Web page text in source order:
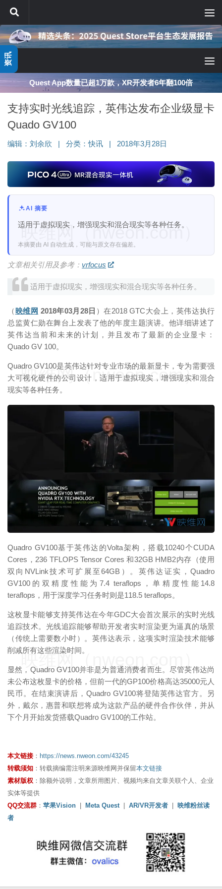
跳至内容
Quest App数量已超1万款，XR开发者6年翻100倍
支持实时光线追踪，英伟达发布企业级显卡
Quado GV100
编辑： 刘余欣 分类：快讯 2018年3月28日
AI 摘要
适用于虚拟现实，增强现实和混合现实等各种任务。
本摘要由 AI 自动生成，可能与原文存在偏差。
文章相关引用及参考： vrfocus
适用于虚拟现实，增强现实和混合现实等各种任务。
（ 映维网 2018年03月28日 ）在2018 GTC大会上，英伟达执行
总监黄仁勋在舞台上发表了他的年度主题演讲。他详细讲述了
英伟达当前和未来的计划，并且发布了最新的企业显卡：
Quado GV 100。
Quadro GV100是英伟达针对专业市场的最新显卡，专为需要强
大可视化硬件的公司设计，适用于虚拟现实，增强现实和混合
现实等各种任务。
Quadro GV100基于英伟达的Volta架构，搭载10240个CUDA
Cores，236 TFLOPS Tensor Cores 和32GB HMB2内存（使用
双向NVLink技术可扩展至64GB）。英伟达证实，Quadro
GV100的双精度性能为7.4 teraflops，单精度性能14.8
teraflops，用于深度学习任务时则是118.5 teraflops。
这枚显卡能够支持英伟达在今年GDC大会首次展示的实时光线
追踪技术。光线追踪能够帮助开发者实时渲染更为逼真的场景
（传统上需要数小时）。英伟达表示，这项实时渲染技术能够
削减所有这些渲染时间。
显然，Quadro GV100并非是为普通消费者而生。尽管英伟达尚
未公布这枚显卡的价格，但前一代的GP100价格高达35000元人
民币。在结束演讲后，Quadro GV100将登陆英伟达官方。另
外，戴尔，惠普和联想将成为这款产品的硬件合作伙伴，并从
下个月开始发货搭载Quadro GV100的工作站。
映维网（nweon.com）
映维网（nweon.com）
映维网（nweon.com）
映维网（nweon.com）
本文链接 ： https://news.nweon.com/43245
转载须知 ：转载摘编需注明来源映维网并保留本文链接
素材版权 ：除额外说明，文章所用图片、视频均来自文章关联个人、企业
实体等提供
QQ交流群 ： 苹果Vision Meta Quest| AR/VR开发者
映维粉丝读
者
资讯